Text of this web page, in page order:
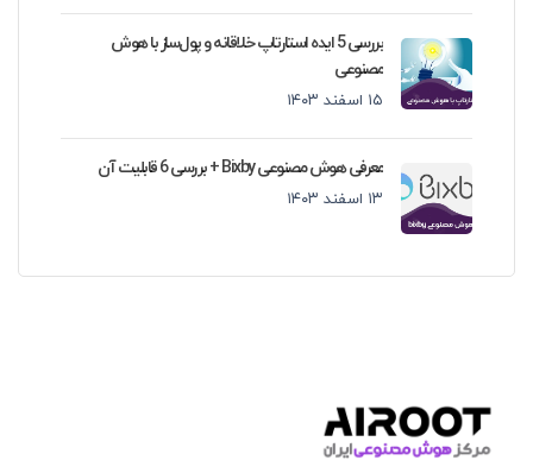
بررسی 5 ایده استارتاپ خلاقانه و پول‌ساز با هوش
مصنوعی
۱۵ اسفند ۱۴۰۳
معرفی هوش مصنوعی Bixby + بررسی 6 قابلیت آن
۱۳ اسفند ۱۴۰۳